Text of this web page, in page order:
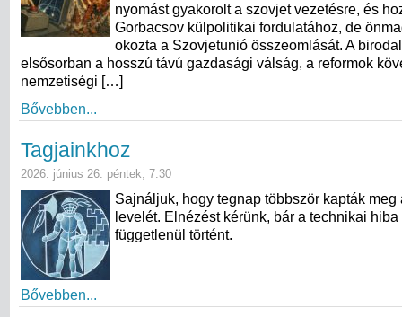
nyomást gyakorolt a szovjet vezetésre, és
Gorbacsov külpolitikai fordulatához, de
okozta a Szovjetunió összeomlását. A
elsősorban a hosszú távú gazdasági válság, a reformok
nemzetiségi […]
Bővebben...
Tagjainkhoz
2026. június 26. péntek, 7:30
Sajnáljuk, hogy tegnap többször kapták meg
levelét. Elnézést kérünk, bár a technikai
függetlenül történt.
Bővebben...